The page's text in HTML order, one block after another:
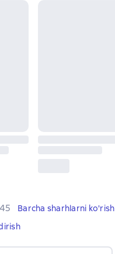
sharhlar
Barcha sharhlarni ko'rish